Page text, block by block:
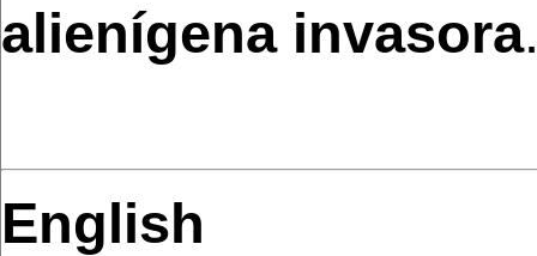
alienígena invasora
English